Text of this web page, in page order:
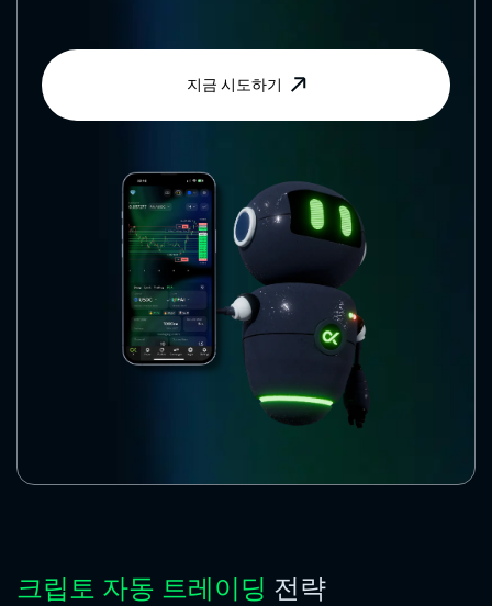
지금 시도하기
크립토 자동 트레이딩 전략